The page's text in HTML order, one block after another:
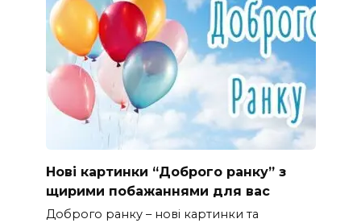
Нові картинки “Доброго ранку” з
щирими побажаннями для вас
Доброго ранку – нові картинки та